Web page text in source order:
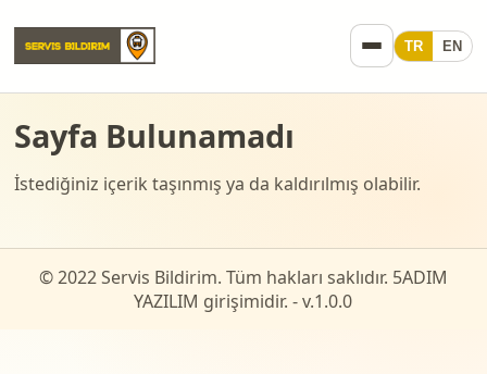
TR EN
Sayfa Bulunamadı
İstediğiniz içerik taşınmış ya da kaldırılmış olabilir.
© 2022 Servis Bildirim. Tüm hakları saklıdır. 5ADIM
YAZILIM girişimidir. - v.1.0.0